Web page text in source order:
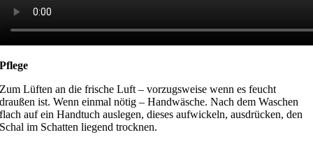
Pflege
Zum Lüften an die frische Luft – vorzugsweise wenn es feucht
draußen ist. Wenn einmal nötig – Handwäsche. Nach dem Waschen
flach auf ein Handtuch auslegen, dieses aufwickeln, ausdrücken, den
Schal im Schatten liegend trocknen.